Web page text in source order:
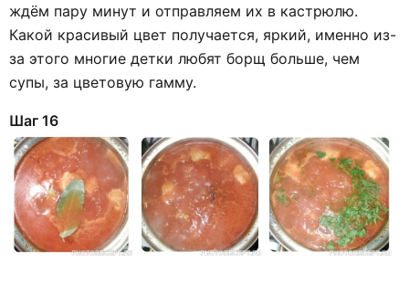
ждём пару минут и отправляем их в кастрюлю.
Какой красивый цвет получается, яркий, именно из-
за этого многие детки любят борщ больше, чем
супы, за цветовую гамму.
Шаг 16